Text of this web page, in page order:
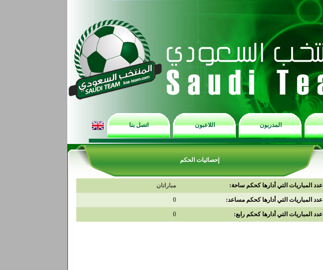
المدربون اللاعبون اتصل بنا
إحصائيات الحكم
عدد المباريات التي أدارها كحكم ساحة: مباراتان
عدد المباريات التي أدارها كحكم مساعد: 0
عدد المباريات التي أدارها كحكم رابع: 0